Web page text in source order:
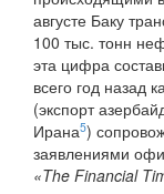
августе Баку
100 тыс. тонн
эта цифра
всего год назад
(экспорт
Ирана5)
заявлениями
«The Financial